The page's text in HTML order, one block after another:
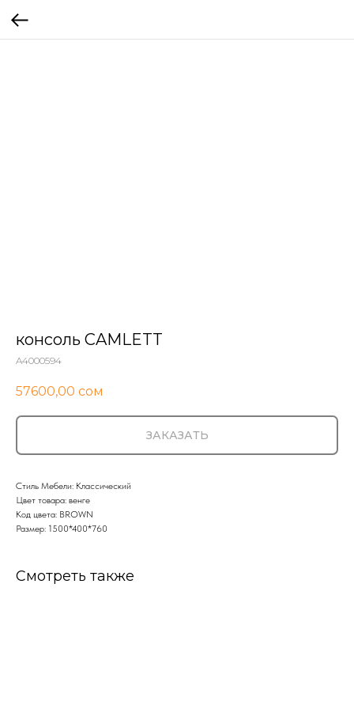
консоль CAMLETT
A4000594
57600,00 сом
ЗАКАЗАТЬ
Стиль Мебели: Классический
Цвет товара: венге
Код цвета: BROWN
Размер: 1500*400*760
Смотреть также